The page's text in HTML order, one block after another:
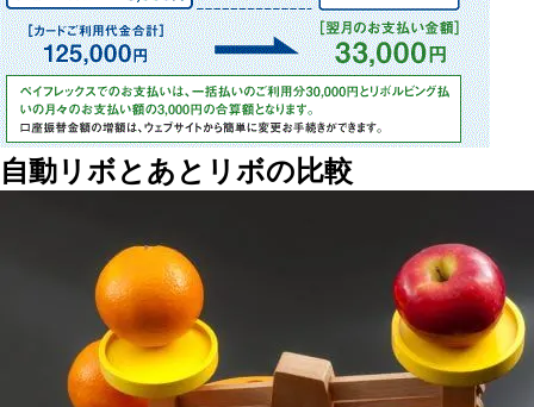
自動リボとあとリボの比較